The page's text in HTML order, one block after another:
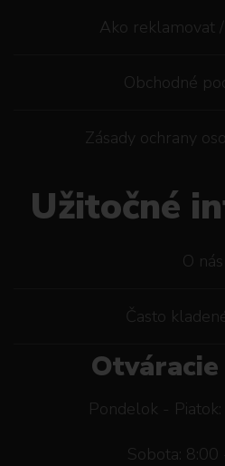
Ako reklamovat
Obchodné
Zásady ochrany
Užitočné
O nás
Často
Pondelok -
Sobota: